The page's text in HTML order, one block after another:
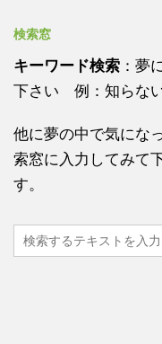
検索窓
キーワード検索 ：夢
下さい 例：知らな
他に夢の中で気にな
索窓に入力してみて
す。